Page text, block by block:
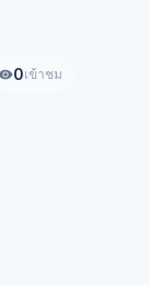
0เข้าชม